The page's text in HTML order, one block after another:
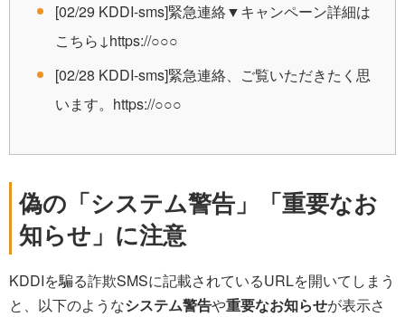
[02/29 KDDI-sms]緊急連絡▼キャンペーン詳細は
こちら↓https://○○○
[02/28 KDDI-sms]緊急連絡、ご覧いただきたく思
います。https://○○○
偽の「システム警告」「重要なお
知らせ」に注意
KDDIを騙る詐欺SMSに記載されているURLを開いてしまう
と、以下のようなシステム警告や重要なお知らせが表示さ